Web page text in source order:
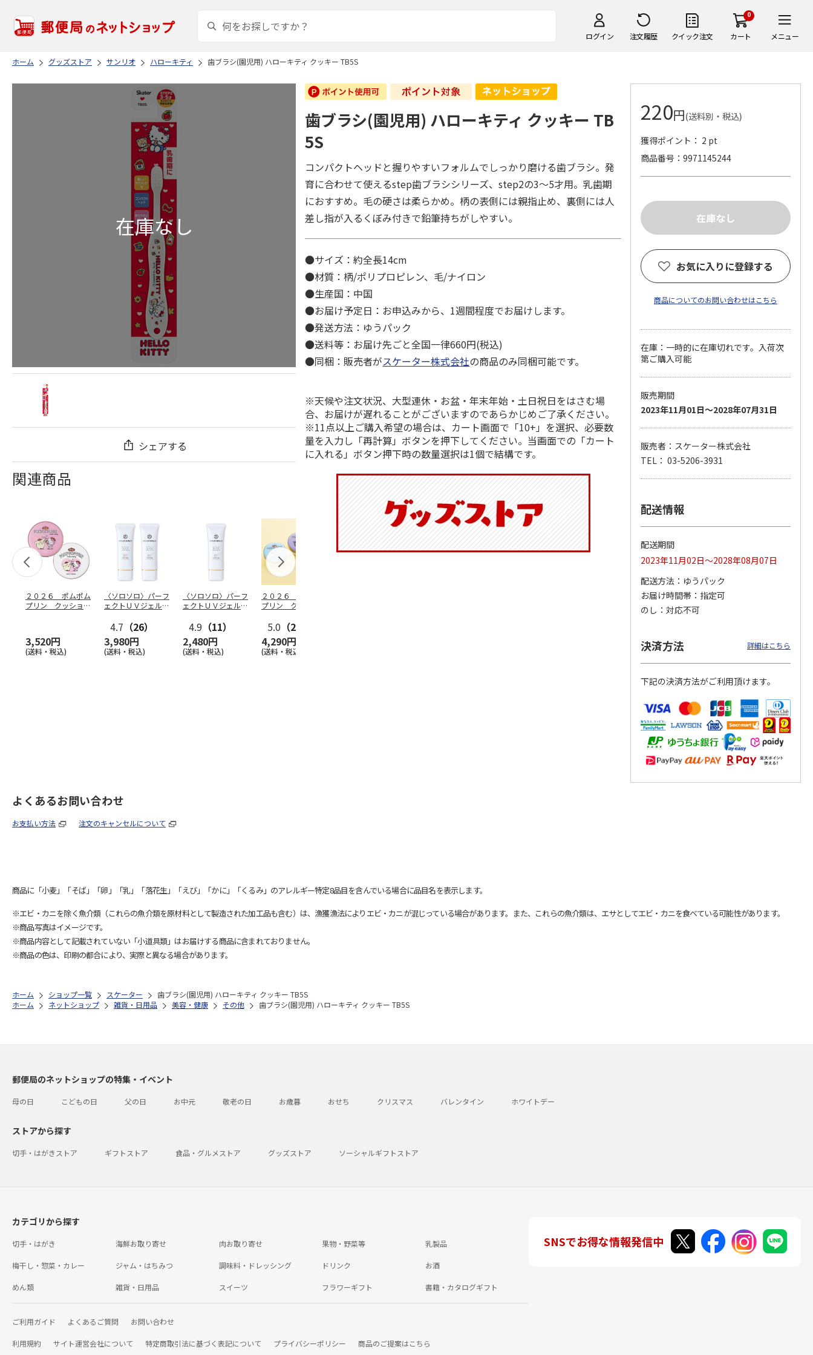
ログイン 注文履歴 クイック注文
0
カート メニュー
ホーム グッズストア サンリオ ハローキティ 歯ブラシ(園児用) ハローキティ クッキー TB5S
シェアする
関連商品
２０２６ ポムポム
プリン クッション
3,520円
(送料・税込)
〈ソロソロ〉パーフ
ェクトＵＶジェル
4.7 （26）
3,980円
(送料・税込)
〈ソロソロ〉パーフ
ェクトＵＶジェル
4.9 （11）
2,480円
(送料・税込)
２０２６ ポムポム
プリン クッション
個セ…
5.0 （2）
4,290円
(送料・税込)
〈ソロソロ〉パーフ
ェクトＵＶジェル
２本
3,980円
(送料・税込)
3,980円
(送料・税込)
歯ブラシ(園児用) ハローキティ クッキー TB
5S
コンパクトヘッドと握りやすいフォルムでしっかり磨ける歯ブラシ。発
育に合わせて使えるstep歯ブラシシリーズ、step2の3～5才用。乳歯期
におすすめ。毛の硬さは柔らかめ。柄の表側には親指止め、裏側には人
差し指が入るくぼみ付きで鉛筆持ちがしやすい。
●サイズ：約全長14cm
●材質：柄/ポリプロピレン、毛/ナイロン
●生産国：中国
●お届け予定日：お申込みから、1週間程度でお届けします。
●発送方法：ゆうパック
●送料等：お届け先ごと全国一律660円(税込)
●同梱：販売者がスケーター株式会社の商品のみ同梱可能です。
※天候や注文状況、大型連休・お盆・年末年始・土日祝日をはさむ場
合、お届けが遅れることがございますのであらかじめご了承ください。
※11点以上ご購入希望の場合は、カート画面で「10+」を選択、必要数
量を入力し「再計算」ボタンを押下してください。当画面での「カート
に入れる」ボタン押下時の数量選択は1個で結構です。
220円(送料別・税込)
獲得ポイント： 2 pt
商品番号
9971145244
お気に入りに登録する
商品についてのお問い合わせはこちら
在庫：一時的に在庫切れです。入荷次
第ご購入可能
販売期間
2023年11月01日～2028年07月31日
販売者：スケーター株式会社
TEL： 03-5206-3931
配送情報
配送期間
2023年11月02日～2028年08月07日
配送方法
ゆうパック
お届け時間帯
指定可
のし
対応不可
決済方法 詳細はこちら
下記の決済方法がご利用頂けます。
よくあるお問い合わせ
お支払い方法 注文のキャンセルについて
商品に「小麦」「そば」「卵」「乳」「落花生」「えび」「かに」「くるみ」のアレルギー特定8品目を含んでいる場合に品目名を表示します。
※エビ・カニを除く魚介類（これらの魚介類を原材料として製造された加工品も含む）は、漁獲漁法によりエビ・カニが混じっている場合があります。また、これらの魚介類は、エサとしてエビ・カニを食べている可能性があります。
※商品写真はイメージです。
※商品内容として記載されていない「小道具類」はお届けする商品に含まれておりません。
※商品の色は、印刷の都合により、実際と異なる場合があります。
ホーム ショップ一覧 スケーター
歯ブラシ(園児用) ハローキティ クッキー TB5S
ホーム
ネットショップ 雑貨・日用品 美容・健康 その他 歯ブラシ(園児用) ハローキティ クッキー TB5S
郵便局のネットショップの特集・イベント
母の日 こどもの日 父の日 お中元 敬老の日 お歳暮 おせち クリスマス バレンタイン ホワイトデー
ストアから探す
切手・はがきストア ギフトストア 食品・グルメストア グッズストア ソーシャルギフトストア
カテゴリから探す
切手・はがき 海鮮お取り寄せ 肉お取り寄せ 果物・野菜等 乳製品
梅干し・惣菜・カレー ジャム・はちみつ 調味料・ドレッシング ドリンク お酒
めん類 雑貨・日用品 スイーツ フラワーギフト 書籍・カタログギフト
ご利用ガイド よくあるご質問 お問い合わせ
利用規約 サイト運営会社について 特定商取引法に基づく表記について プライバシーポリシー 商品のご提案はこちら
SNSでお得な情報発信中